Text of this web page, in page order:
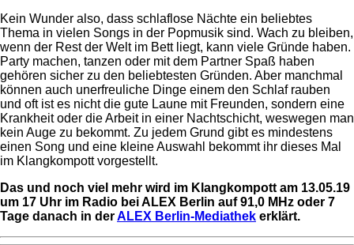
Kein Wunder also, dass schlaflose Nächte ein beliebtes
Thema in vielen Songs in der Popmusik sind. Wach zu bleiben,
wenn der Rest der Welt im Bett liegt, kann viele Gründe haben.
Party machen, tanzen oder mit dem Partner Spaß haben
gehören sicher zu den beliebtesten Gründen. Aber manchmal
können auch unerfreuliche Dinge einem den Schlaf rauben
und oft ist es nicht die gute Laune mit Freunden, sondern eine
Krankheit oder die Arbeit in einer Nachtschicht, weswegen man
kein Auge zu bekommt. Zu jedem Grund gibt es mindestens
einen Song und eine kleine Auswahl bekommt ihr dieses Mal
im Klangkompott vorgestellt.
Das und noch viel mehr wird im Klangkompott am 13.05.19
um 17 Uhr im Radio bei ALEX Berlin auf 91,0 MHz oder 7
Tage danach in derALEX Berlin-Mediathek erklärt.